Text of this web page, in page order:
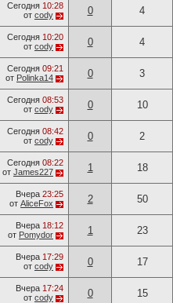
Сегодня 10:28
от cody 0 4
Сегодня 10:20
от cody 0 4
Сегодня 09:21
от Polinka14 0 3
Сегодня 08:53
от cody 0 10
Сегодня 08:42
от cody 0 2
Сегодня 08:22
от James227 1 18
Вчера 23:25
от AliceFox 2 50
Вчера 18:12
от Pomydor 1 23
Вчера 17:29
от cody 0 17
Вчера 17:24
от cody 0 15